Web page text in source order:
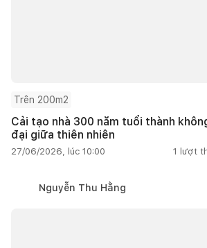
Trên 200m2
Cải tạo nhà 300 năm tuổi thành
đại giữa thiên nhiên
27/06/2026, lúc 10:00 1 lượt
Nguyễn Thu Hằng